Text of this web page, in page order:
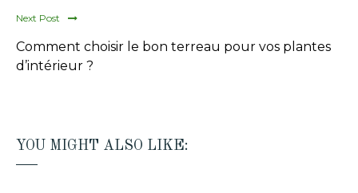
Next Post
Comment choisir le bon terreau pour vos plantes
d’intérieur ?
YOU MIGHT ALSO LIKE: